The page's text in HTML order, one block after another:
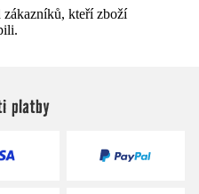
zákazníků, kteří zboží
platby